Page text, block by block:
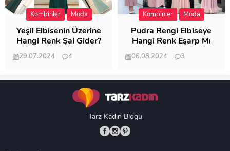
Kombinler Moda
Yeşil Elbisenin Üzerine
Hangi Renk Şal Gider?
29.07.2024
4
Kombinler Moda
Pudra Rengi Elbiseye
Hangi Renk Eşarp Mı
Dedi Birisi
06.08.2024
3
Tarz Kadın Blogu